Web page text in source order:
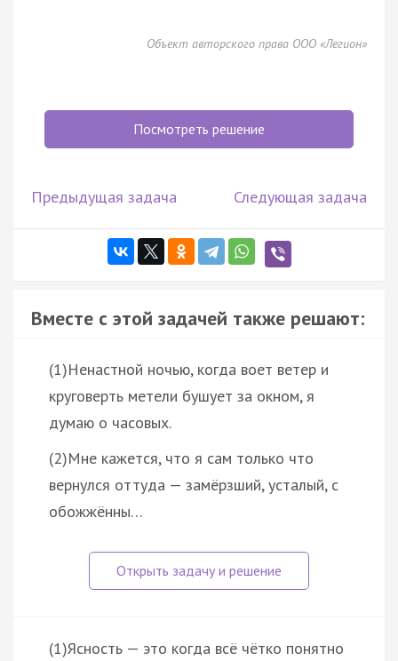
Объект авторского права ООО «Легион»
Посмотреть решение
Предыдущая задача Следующая задача
Вместе с этой задачей также решают:
(1)Ненастной ночью, когда воет ветер и
круговерть метели бушует за окном, я
думаю о часовых.
(2)Мне кажется, что я сам только что
вернулся оттуда — замёрзший, усталый, с
обожжённы…
(1)Ясность — это когда всё чётко понятно